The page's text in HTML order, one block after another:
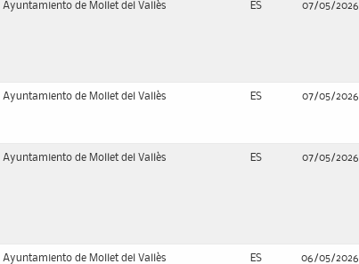
Ayuntamiento de Mollet del Vallès ES 07/05/2026
Ayuntamiento de Mollet del Vallès ES 07/05/2026
Ayuntamiento de Mollet del Vallès ES 07/05/2026
Ayuntamiento de Mollet del Vallès ES 06/05/2026